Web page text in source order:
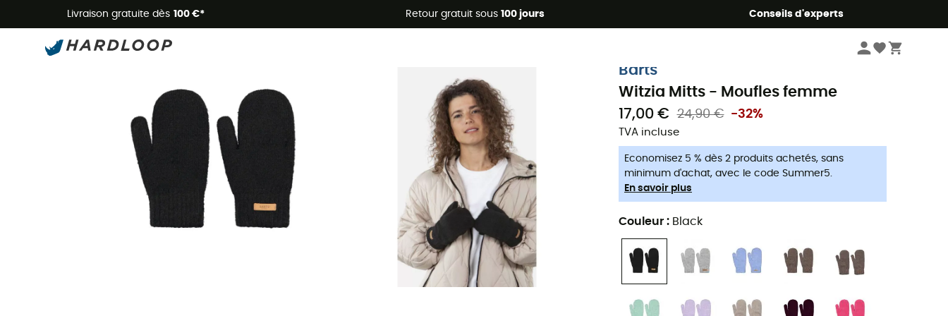
Livraison gratuite dès 100 €* Retour gratuit sous 100 jours Conseils d'experts
Promos d'été 🔥 -5 % EXTRA dès 2 produits* code Summer5
Moufles
Barts
Witzia Mitts - Moufles femme
17,00 €
24,90 € -32%
TVA incluse
Economisez 5 % dès 2 produits achetés, sans
minimum d'achat, avec le code Summer5.
En savoir plus
Couleur : Black